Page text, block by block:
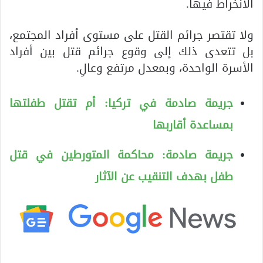
ولا تقتصر جرائم القتل على مستوى أفراد المجتمع،
بل تتعدى ذلك إلى وقوع جرائم قتل بين أفراد
الأسرة الواحدة، وبمعدل مرتفع وعالِ.
جريمة صادمة في تركيا: أم تقتل طفلتها
بمساعدة أقاربها
جريمة صادمة: محاكمة المتورطين في قتل
طفل بهدف التنقيب عن الآثار